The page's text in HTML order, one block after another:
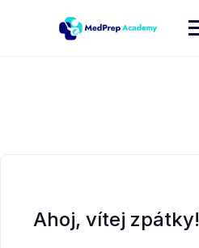
Ahoj, vítej zpátky!